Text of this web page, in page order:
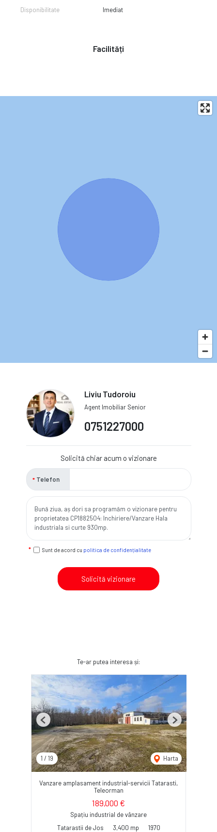
Disponibilitate Imediat
Facilități
Liviu Tudoroiu
Agent Imobiliar Senior
0751227000
Solicită chiar acum o vizionare
Telefon
Sunt de acord cu politica de confidențialitate
Solicită vizionare
Te-ar putea interesa și:
1 / 19 Harta
Previous Next
Vanzare amplasament industrial-servicii Tatarasti,
Teleorman
189,000 €
Spațiu industrial de vânzare
Tatarastii de Jos
3,400 mp 1970